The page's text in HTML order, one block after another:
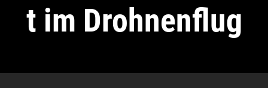
t im Drohnenflug